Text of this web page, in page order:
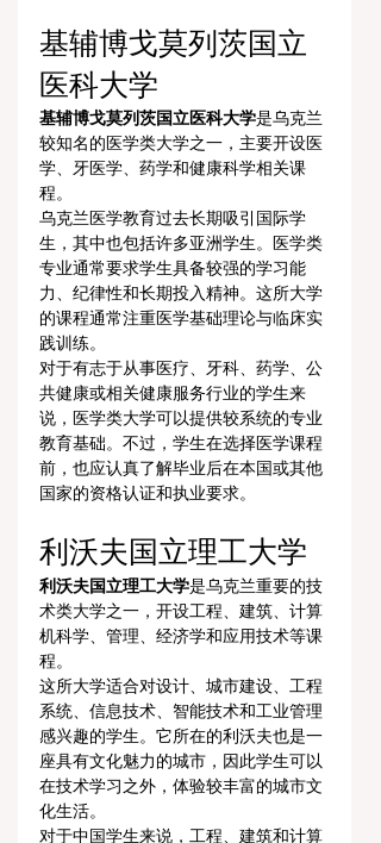
基辅博戈莫列茨国立
医科大学
基辅博戈莫列茨国立医科大学是乌克兰
较知名的医学类大学之一，主要开设医
学、牙医学、药学和健康科学相关课
程。
乌克兰医学教育过去长期吸引国际学
生，其中也包括许多亚洲学生。医学类
专业通常要求学生具备较强的学习能
力、纪律性和长期投入精神。这所大学
的课程通常注重医学基础理论与临床实
践训练。
对于有志于从事医疗、牙科、药学、公
共健康或相关健康服务行业的学生来
说，医学类大学可以提供较系统的专业
教育基础。不过，学生在选择医学课程
前，也应认真了解毕业后在本国或其他
国家的资格认证和执业要求。
利沃夫国立理工大学
利沃夫国立理工大学是乌克兰重要的技
术类大学之一，开设工程、建筑、计算
机科学、管理、经济学和应用技术等课
程。
这所大学适合对设计、城市建设、工程
系统、信息技术、智能技术和工业管理
感兴趣的学生。它所在的利沃夫也是一
座具有文化魅力的城市，因此学生可以
在技术学习之外，体验较丰富的城市文
化生活。
对于中国学生来说，工程、建筑和计算